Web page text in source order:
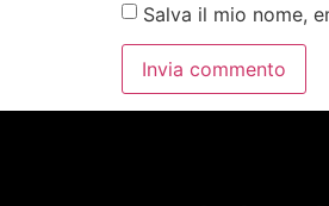
Salva il mio nome,